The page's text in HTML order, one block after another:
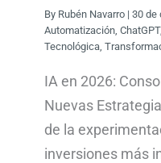
By Rubén Navarro |30 de
Automatización ,ChatGPT,
Tecnológica ,
IA en 2026:
Nuevas
de la
inversiones más